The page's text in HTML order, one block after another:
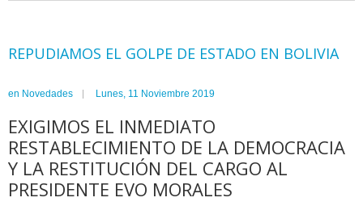
REPUDIAMOS EL GOLPE DE ESTADO EN BOLIVIA
en Novedades Lunes, 11 Noviembre 2019
EXIGIMOS EL INMEDIATO
RESTABLECIMIENTO DE LA DEMOCRACIA
Y LA RESTITUCIÓN DEL CARGO AL
PRESIDENTE EVO MORALES